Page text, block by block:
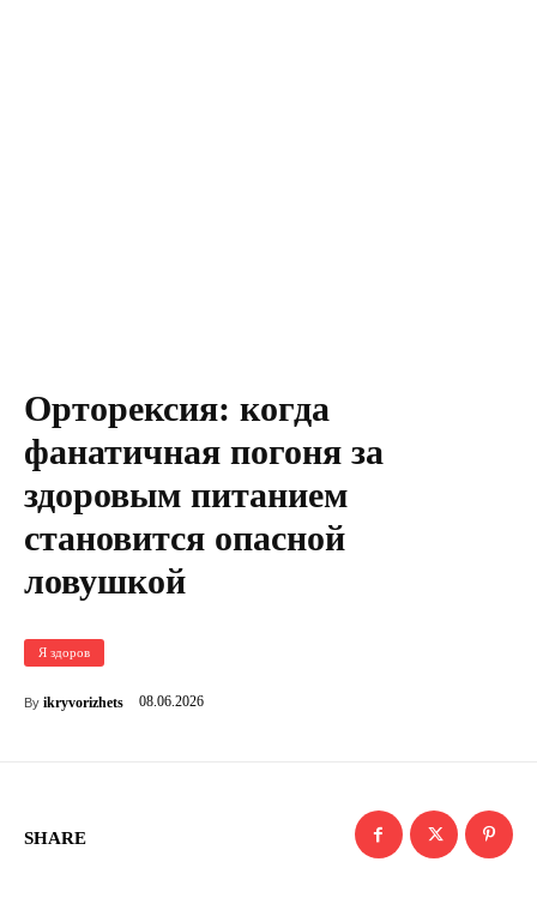
Орторексия: когда
фанатичная погоня за
здоровым питанием
становится опасной
ловушкой
Я здоров
By ikryvorizhets 08.06.2026
SHARE